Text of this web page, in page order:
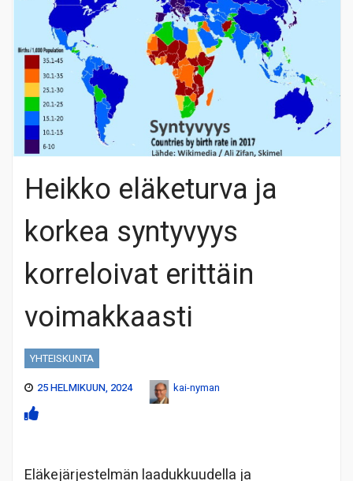
Heikko eläketurva ja
korkea syntyvyys
korreloivat erittäin
voimakkaasti
YHTEISKUNTA
25 HELMIKUUN, 2024
kai-nyman
Eläkejärjestelmän laadukkuudella ja